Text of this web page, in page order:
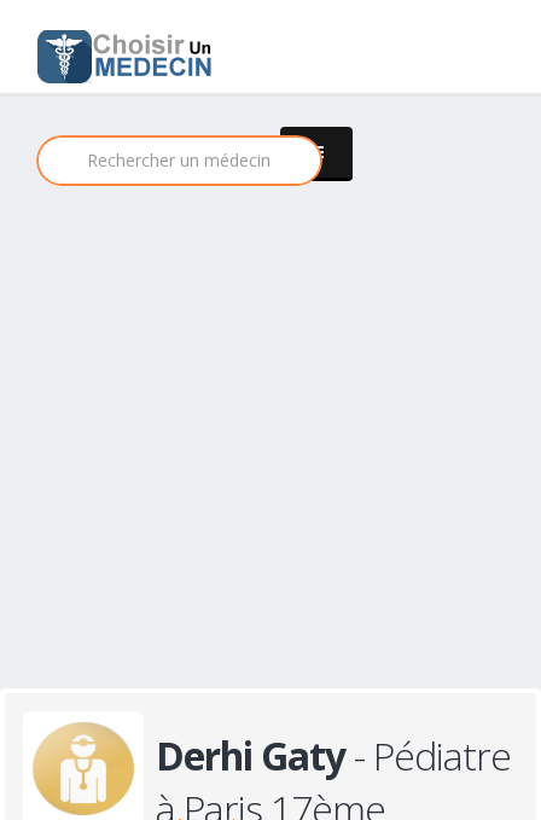
Derhi Gaty- Pédiatre
à Paris 17ème